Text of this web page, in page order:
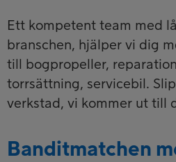
Ett kompetent team med
branschen, hjälper vi dig
till bogpropeller,
torrsättning, servicebil.
verkstad, vi kommer ut till
Banditmatchen